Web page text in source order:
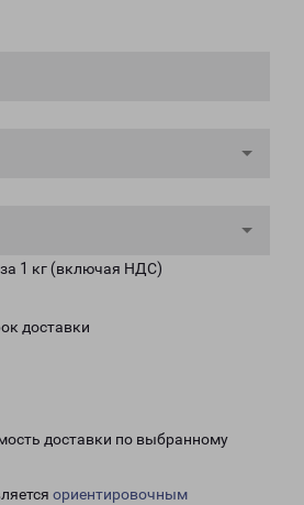
1 кг (включая НДС)
доставки
доставки по выбранному
ориентировочным